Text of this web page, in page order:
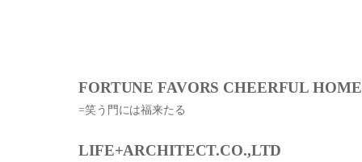
FORTUNE FAVORS CHEERFUL
=笑う門には福来たる
LIFE+ARCHITECT.CO.,LTD